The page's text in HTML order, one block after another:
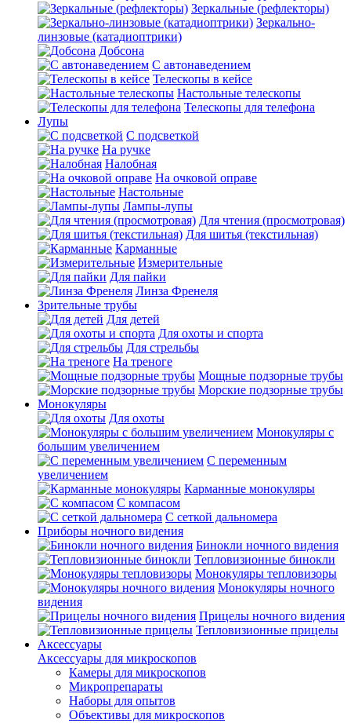
Зеркальные (рефлекторы)
Зеркально-
линзовые (катадиоптрики)
Добсона
С автонаведением
Телескопы в кейсе
Настольные телескопы
Телескопы для телефона
Лупы
С подсветкой
На ручке
Налобная
На очковой оправе
Настольные
Лампы-лупы
Для чтения (просмотровая)
Для шитья (текстильная)
Карманные
Измерительные
Для пайки
Линза Френеля
Зрительные трубы
Для детей
Для охоты и спорта
Для стрельбы
На треноге
Мощные подзорные трубы
Морские подзорные трубы
Монокуляры
Для охоты
Монокуляры с
большим увеличением
С переменным
увеличением
Карманные монокуляры
С компасом
С сеткой дальномера
Приборы ночного видения
Бинокли ночного видения
Тепловизионные бинокли
Монокуляры тепловизоры
Монокуляры ночного
видения
Прицелы ночного видения
Тепловизионные прицелы
Аксессуары
Аксессуары для микроскопов
Камеры для микроскопов
Микропрепараты
Наборы для опытов
Объективы для микроскопов